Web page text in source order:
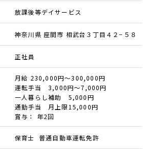
放課後等デイサービス
神奈川県 座間市 相武台３丁目４２−５８
正社員
月給 230,000円～300,000円
運転手当 3,000円～7,000円
一人暮らし補助 5,000円
通勤手当 月上限15,000円
賞与： 年2回
保育士 普通自動車運転免許